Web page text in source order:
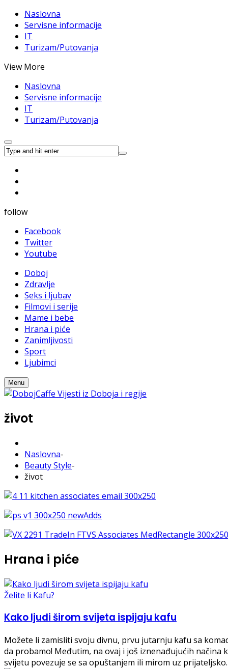
Naslovna
Servisne informacije
IT
Turizam/Putovanja
View More
Naslovna
Servisne informacije
IT
Turizam/Putovanja
follow
Facebook
Twitter
Youtube
Doboj
Zdravlje
Seks i ljubav
Filmovi i serije
Mame i bebe
Hrana i piće
Zanimljivosti
Sport
Ljubimci
Menu
život
Naslovna-
Beauty Style-
život
Hrana i piće
Želite li Kafu?
Kako ljudi širom svijeta ispijaju kafu
Možete li zamisliti svoju divnu, prvu jutarnju kafu sa
da probamo! Međutim, na ovaj i još iznenađujućih
svijetu povezuje se sa opuštanjem ili mirom uz